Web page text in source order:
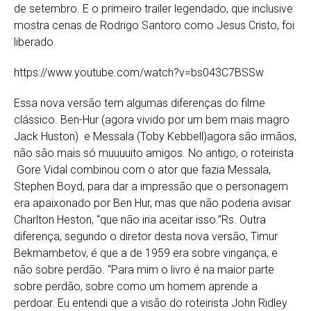
de setembro. E o primeiro trailer legendado, que inclusive
mostra cenas de Rodrigo Santoro como Jesus Cristo, foi
liberado.
https://www.youtube.com/watch?v=bs043C7BSSw
Essa nova versão tem algumas diferenças do filme
clássico. Ben-Hur (agora vivido por um bem mais magro
Jack Huston) e Messala (Toby Kebbell)agora são irmãos,
não são mais só muuuuito amigos. No antigo, o roteirista
Gore Vidal combinou com o ator que fazia Messala,
Stephen Boyd, para dar a impressão que o personagem
era apaixonado por Ben Hur, mas que não poderia avisar
Charlton Heston, “que não iria aceitar isso.”Rs. Outra
diferença, segundo o diretor desta nova versão, Timur
Bekmambetov, é que a de 1959 era sobre vingança, e
não sobre perdão. “Para mim o livro é na maior parte
sobre perdão, sobre como um homem aprende a
perdoar. Eu entendi que a visão do roteirista John Ridley